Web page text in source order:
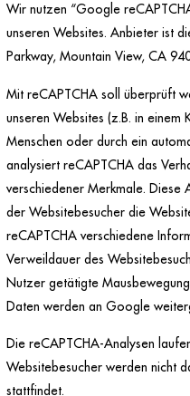
Wir nutzen “Google
unseren Websites. Anbieter ist
Parkway, Mountain View, CA
Mit reCAPTCHA soll überprüft
unseren Websites (z.B. in einem
Menschen oder durch ein
analysiert reCAPTCHA das
verschiedener Merkmale. Diese
der Websitebesucher die
reCAPTCHA verschiedene
Verweildauer des
Nutzer getätigte
Daten werden an Google
Die reCAPTCHA-Analysen
Websitebesucher werden nicht
stattfindet.